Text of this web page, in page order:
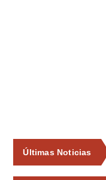
Últimas Noticias